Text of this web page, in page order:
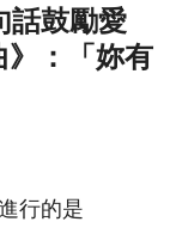
話鼓勵愛
》：「妳有
行的是